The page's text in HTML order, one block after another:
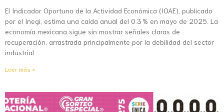
El Indicador Oportuno de la Actividad Económica (IOAE), publicado
por el Inegi, estima una caída anual del 0.3 % en mayo de 2025. La
economía mexicana sigue sin mostrar señales claras de
recuperación, arrastrada principalmente por la debilidad del sector
industrial.
Leer más »